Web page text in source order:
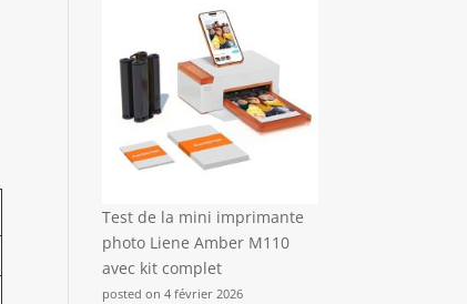
Test de la mini imprimante
photo Liene Amber M110
avec kit complet
posted on 4 février 2026